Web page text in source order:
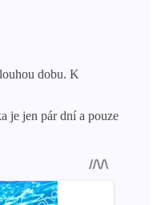
dobu. K
je jen pár dní a pouze